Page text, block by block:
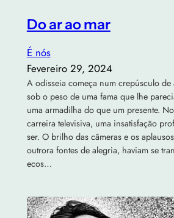
Do ar ao mar
É nós
Fevereiro 29, 2024
A odisseia começa num crepúsculo de
sob o peso de uma fama que lhe
uma armadilha do que um presente.
carreira televisiva, uma insatisfação
ser. O brilho das câmeras e os
outrora fontes de alegria, haviam se
ecos…